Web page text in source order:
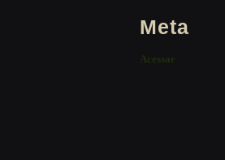
Meta
Acessar